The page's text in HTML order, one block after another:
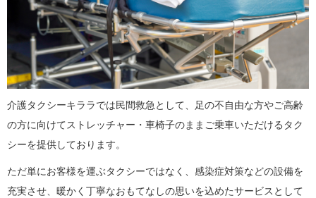
介護タクシーキララでは民間救急として、足の不自由な方やご高齢
の方に向けてストレッチャー・車椅子のままご乗車いただけるタク
シーを提供しております。
ただ単にお客様を運ぶタクシーではなく、感染症対策などの設備を
充実させ、暖かく丁寧なおもてなしの思いを込めたサービスとして